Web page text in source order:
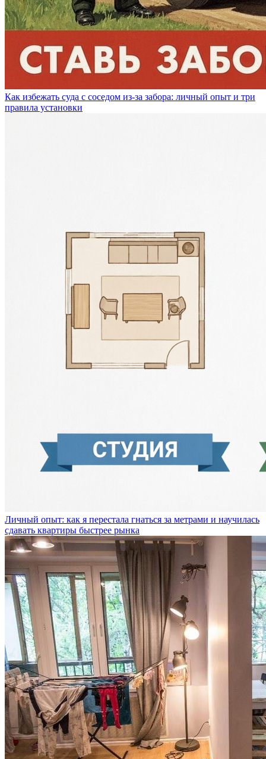
Как избежать суда с соседом из-за забора: личный опыт и три
правила установки
Личный опыт: как я перестала гнаться за метрами и научилась
сдавать квартиры быстрее рынка